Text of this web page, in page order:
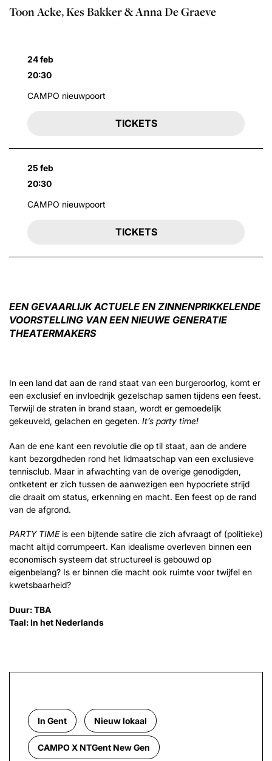
Toon Acke, Kes Bakker & Anna De Graeve
24 feb
20:30
CAMPO nieuwpoort
TICKETS
25 feb
20:30
CAMPO nieuwpoort
TICKETS
EEN GEVAARLIJK ACTUELE EN ZINNENPRIKKELENDE
VOORSTELLING VAN EEN NIEUWE GENERATIE
THEATERMAKERS
In een land dat aan de rand staat van een burgeroorlog, komt er
een exclusief en invloedrijk gezelschap samen tijdens een feest.
Terwijl de straten in brand staan, wordt er gemoedelijk
gekeuveld, gelachen en gegeten. It’s party time!
Aan de ene kant een revolutie die op til staat, aan de andere
kant bezorgdheden rond het lidmaatschap van een exclusieve
tennisclub. Maar in afwachting van de overige genodigden,
ontketent er zich tussen de aanwezigen een hypocriete strijd
die draait om status, erkenning en macht. Een feest op de rand
van de afgrond.
PARTY TIMEis een bijtende satire die zich afvraagt of (politieke)
macht altijd corrumpeert. Kan idealisme overleven binnen een
economisch systeem dat structureel is gebouwd op
eigenbelang? Is er binnen die macht ook ruimte voor twijfel en
kwetsbaarheid?
Duur: TBA
Taal: In het Nederlands
In Gent Nieuw lokaal
CAMPO X NTGent New Gen
Inzoomen